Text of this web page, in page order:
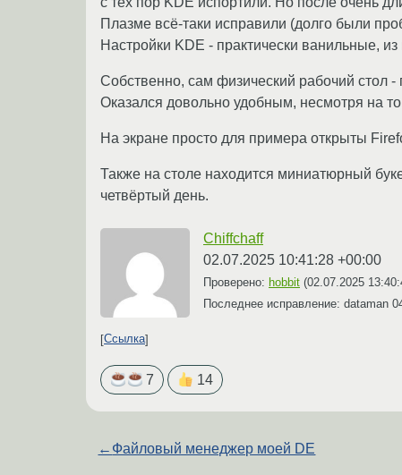
Плазме всё-таки исправили (долго были
Настройки KDE - практически ванильные,
Собственно, сам физический рабочий стол
Оказался довольно удобным, несмотря на
На экране просто для примера открыты
Также на столе находится миниатюрный
четвёртый день.
Chiffchaff
02.07.2025 10:41:28 +00:00
Проверено: hobbit (02.07.2025
Последнее исправление: dataman
Ссылка
7 14
← Файловый менеджер моей DE